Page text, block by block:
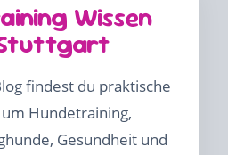
Wissen
findest du praktische
Hundetraining,
Gesundheit und